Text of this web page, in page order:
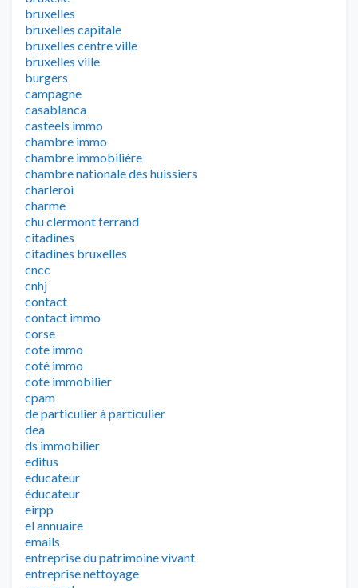
bruxelles
bruxelles capitale
bruxelles centre ville
bruxelles ville
burgers
campagne
casablanca
casteels immo
chambre immo
chambre immobilière
chambre nationale des huissiers
charleroi
charme
chu clermont ferrand
citadines
citadines bruxelles
cncc
cnhj
contact
contact immo
corse
cote immo
coté immo
cote immobilier
cpam
de particulier à particulier
dea
ds immobilier
editus
educateur
éducateur
eirpp
el annuaire
emails
entreprise du patrimoine vivant
entreprise nettoyage